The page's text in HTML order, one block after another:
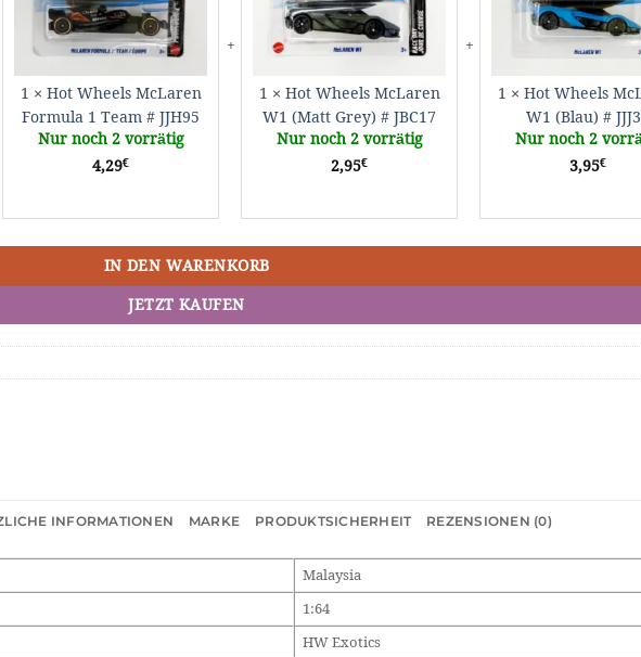
#
JJH95
1 × Hot Wheels McLaren
Formula 1 Team # JJH95
Nur noch 2 vorrätig
4,29€
#
JBC17
1 × Hot Wheels McLaren
W1 (Matt Grey) # JBC17
Nur noch 2 vorrätig
2,95€
1 × Hot Wheels
W1 (Blau) #
Nur noch 2
3,95€
IN DEN WARENKORB
JETZT KAUFEN
INFORMATIONEN MARKE PRODUKTSICHERHEIT REZENSIONEN (0)
Malaysia
1:64
HW Exotics